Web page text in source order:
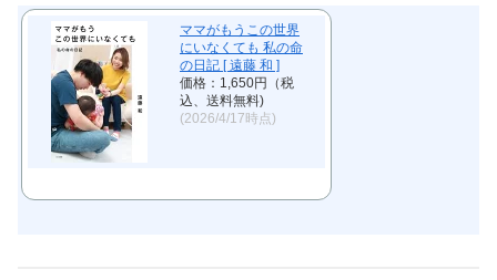
ママがもうこの世界
にいなくても 私の命
の日記 [ 遠藤 和 ]
価格：1,650円（税
込、送料無料)
(2026/4/17時点)